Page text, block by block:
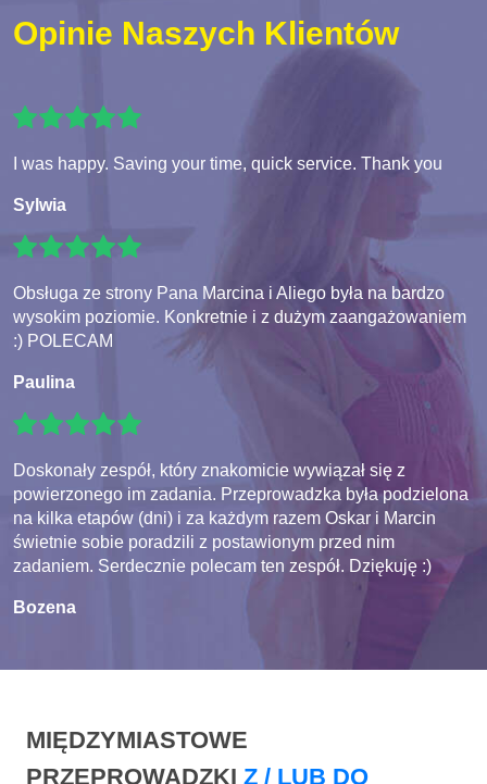
Opinie Naszych Klientów
I was happy. Saving your time, quick service. Thank you
Sylwia
Obsługa ze strony Pana Marcina i Aliego była na bardzo
wysokim poziomie. Konkretnie i z dużym zaangażowaniem
:) POLECAM
Paulina
Doskonały zespół, który znakomicie wywiązał się z
powierzonego im zadania. Przeprowadzka była podzielona
na kilka etapów (dni) i za każdym razem Oskar i Marcin
świetnie sobie poradzili z postawionym przed nim
zadaniem. Serdecznie polecam ten zespół. Dziękuję :)
Bozena
MIĘDZYMIASTOWE
PRZEPROWADZKI Z / LUB DO